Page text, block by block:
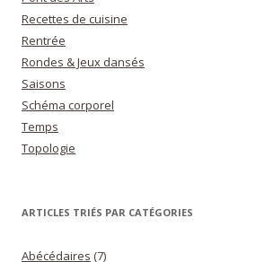
Recettes de cuisine
Rentrée
Rondes & Jeux dansés
Saisons
Schéma corporel
Temps
Topologie
ARTICLES TRIÉS PAR CATÉGORIES
Abécédaires (7)